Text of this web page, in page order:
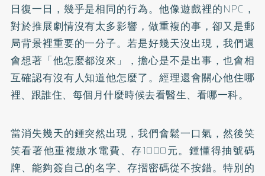
日復一日，幾乎是相同的行為。他像遊戲裡的NPC，
對於推展劇情沒有太多影響，做重複的事，卻又是郵
局背景裡重要的一分子。若是好幾天沒出現，我們還
會想著「他怎麼都沒來」，擔心是不是出事，也會相
互確認有沒有人知道他怎麼了。經理還會關心他住哪
裡、跟誰住、每個月什麼時候去看醫生、看哪一科。
當消失幾天的鍾突然出現，我們會鬆一口氣，然後笑
笑看著他重複繳水電費、存1000元。鍾懂得抽號碼
牌、能夠簽自己的名字、存摺密碼從不按錯。特別的